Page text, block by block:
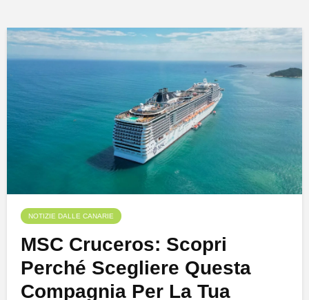
NOTIZIE DALLE CANARIE
MSC Cruceros: Scopri
Perché Scegliere Questa
Compagnia Per La Tua